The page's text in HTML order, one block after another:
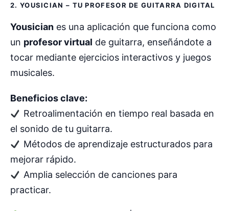
2. YOUSICIAN – TU PROFESOR DE GUITARRA DIGITAL
Yousician es una aplicación que funciona como
un profesor virtual de guitarra, enseñándote a
tocar mediante ejercicios interactivos y juegos
musicales.
Beneficios clave:
Retroalimentación en tiempo real basada en
el sonido de tu guitarra.
Métodos de aprendizaje estructurados para
mejorar rápido.
Amplia selección de canciones para
practicar.